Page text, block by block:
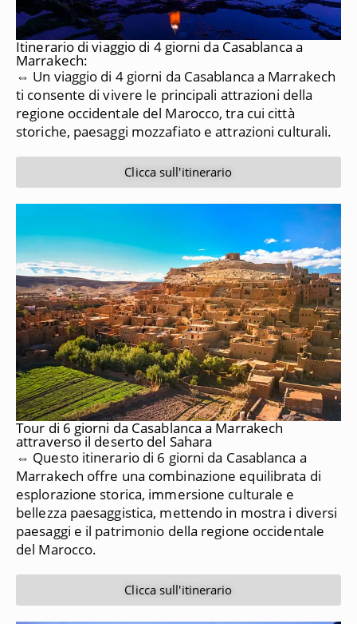
Itinerario di viaggio di 4 giorni da Casablanca a
Marrakech:
⇔ Un viaggio di 4 giorni da Casablanca a Marrakech
ti consente di vivere le principali attrazioni della
regione occidentale del Marocco, tra cui città
storiche, paesaggi mozzafiato e attrazioni culturali.
Clicca sull'itinerario
Tour di 6 giorni da Casablanca a Marrakech
attraverso il deserto del Sahara
⇔ Questo itinerario di 6 giorni da Casablanca a
Marrakech offre una combinazione equilibrata di
esplorazione storica, immersione culturale e
bellezza paesaggistica, mettendo in mostra i diversi
paesaggi e il patrimonio della regione occidentale
del Marocco.
Clicca sull'itinerario